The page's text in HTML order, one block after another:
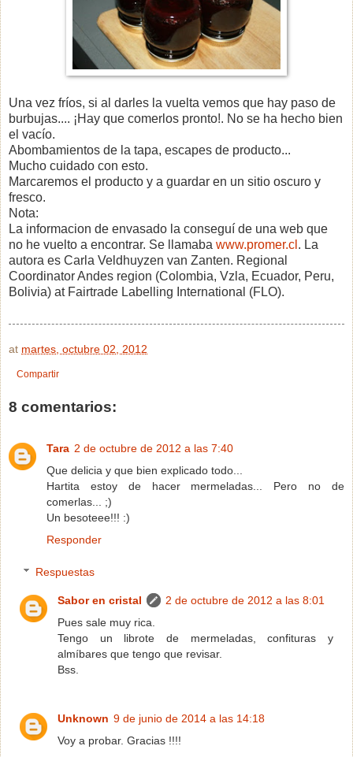
Una vez fríos, si al darles la vuelta vemos que hay paso de
burbujas.... ¡Hay que comerlos pronto!. No se ha hecho bien
el vacío.
Abombamientos de la tapa, escapes de producto...
Mucho cuidado con esto.
Marcaremos el producto y a guardar en un sitio oscuro y
fresco.
Nota:
La informacion de envasado la conseguí de una web que
no he vuelto a encontrar. Se llamaba www.promer.cl . La
autora es Carla Veldhuyzen van Zanten. Regional
Coordinator Andes region (Colombia, Vzla, Ecuador, Peru,
Bolivia) at Fairtrade Labelling International (FLO).
at martes, octubre 02, 2012
Compartir
8 comentarios:
Tara 2 de octubre de 2012 a las 7:40
Que delicia y que bien explicado todo...
Hartita estoy de hacer mermeladas... Pero no de
comerlas... ;)
Un besoteee!!! :)
Responder
Respuestas
Sabor en cristal
2 de octubre de 2012 a las 8:01
Pues sale muy rica.
Tengo un librote de mermeladas, confituras y
almíbares que tengo que revisar.
Bss.
Unknown 9 de junio de 2014 a las 14:18
Voy a probar. Gracias !!!!